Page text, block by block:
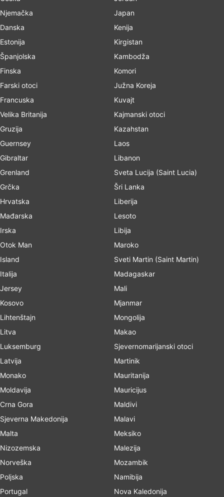
Njemačka
Danska
Estonija
Španjolska
Finska
Farski otoci
Francuska
Velika Britanija
Gruzija
Guernsey
Gibraltar
Grenland
Grčka
Hrvatska
Mađarska
Irska
Otok Man
Island
Italija
Jersey
Kosovo
Lihtenštajn
Litva
Luksemburg
Latvija
Monako
Moldavija
Crna Gora
Sjeverna Makedonija
Malta
Nizozemska
Norveška
Poljska
Portugal
Japan
Kenija
Kirgistan
Kambodža
Komori
Južna Koreja
Kuvajt
Kajmanski otoci
Kazahstan
Laos
Libanon
Sveta Lucija (Saint Lucia)
Šri Lanka
Liberija
Lesoto
Libija
Maroko
Sveti Martin (Saint Martin)
Madagaskar
Mali
Mjanmar
Mongolija
Makao
Sjevernomarijanski otoci
Martinik
Mauritanija
Mauricijus
Maldivi
Malavi
Meksiko
Malezija
Mozambik
Namibija
Nova Kaledonija